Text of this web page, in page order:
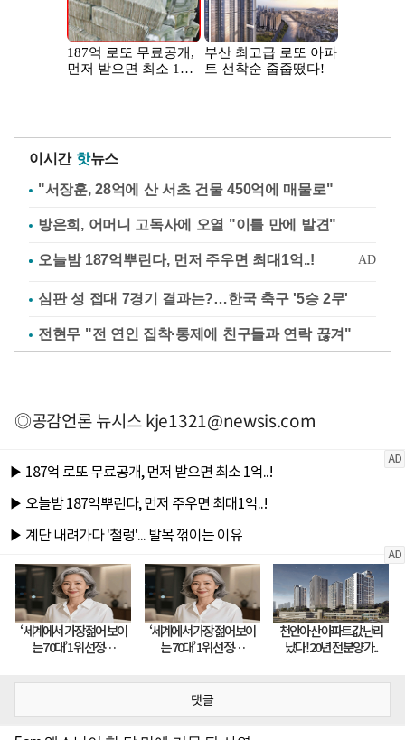
이시간 핫뉴스
"서장훈, 28억에 산 서초 건물 450억에 매물로"
방은희, 어머니 고독사에 오열 "이틀 만에 발견"
심판 성 접대 7경기 결과는?…한국 축구 '5승 2무'
전현무 "전 연인 집착·통제에 친구들과 연락 끊겨"
◎공감언론 뉴시스kje1321@newsis.com
댓글